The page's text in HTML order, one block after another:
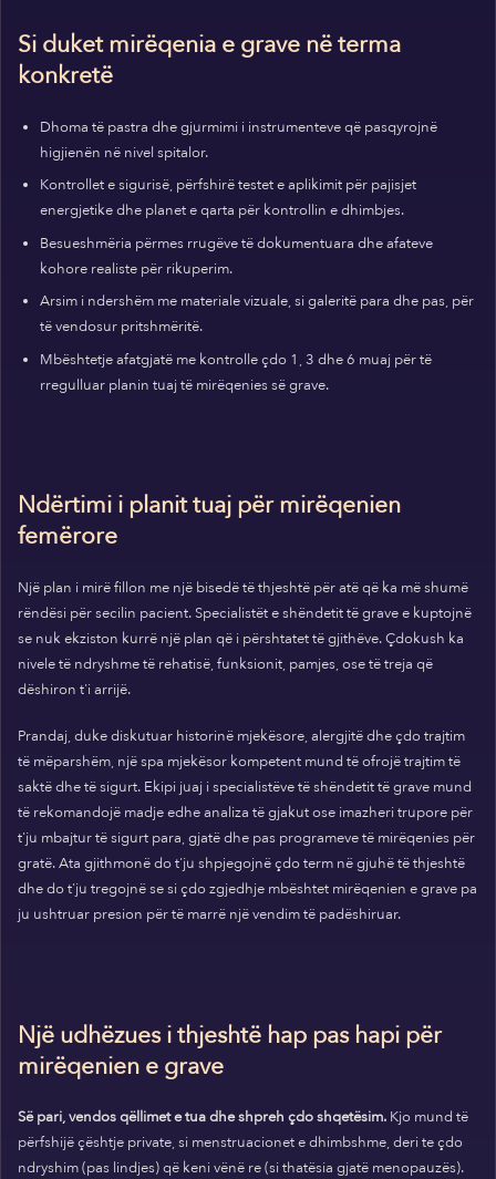
Si duket mirëqenia e grave në terma
konkretë
Dhoma të pastra dhe gjurmimi i instrumenteve që pasqyrojnë
higjienën në nivel spitalor.
Kontrollet e sigurisë, përfshirë testet e aplikimit për pajisjet
energjetike dhe planet e qarta për kontrollin e dhimbjes.
Besueshmëria përmes rrugëve të dokumentuara dhe afateve
kohore realiste për rikuperim.
Arsim i ndershëm me materiale vizuale, si galeritë para dhe pas, për
të vendosur pritshmëritë.
Mbështetje afatgjatë me kontrolle çdo 1, 3 dhe 6 muaj për të
rregulluar planin tuaj të mirëqenies së grave.
Ndërtimi i planit tuaj për mirëqenien
femërore
Një plan i mirë fillon me një bisedë të thjeshtë për atë që ka më shumë
rëndësi për secilin pacient. Specialistët e shëndetit të grave e kuptojnë
se nuk ekziston kurrë një plan që i përshtatet të gjithëve. Çdokush ka
nivele të ndryshme të rehatisë, funksionit, pamjes, ose të treja që
dëshiron t'i arrijë.
Prandaj, duke diskutuar historinë mjekësore, alergjitë dhe çdo trajtim
të mëparshëm, një spa mjekësor kompetent mund të ofrojë trajtim të
saktë dhe të sigurt. Ekipi juaj i specialistëve të shëndetit të grave mund
të rekomandojë madje edhe analiza të gjakut ose imazheri trupore për
t'ju mbajtur të sigurt para, gjatë dhe pas programeve të mirëqenies për
gratë. Ata gjithmonë do t'ju shpjegojnë çdo term në gjuhë të thjeshtë
dhe do t'ju tregojnë se si çdo zgjedhje mbështet mirëqenien e grave pa
ju ushtruar presion për të marrë një vendim të padëshiruar.
Një udhëzues i thjeshtë hap pas hapi për
mirëqenien e grave
Së pari, vendos qëllimet e tua dhe shpreh çdo shqetësim. Kjo mund të
përfshijë çështje private, si menstruacionet e dhimbshme, deri te çdo
ndryshim (pas lindjes) që keni vënë re (si thatësia gjatë menopauzës).